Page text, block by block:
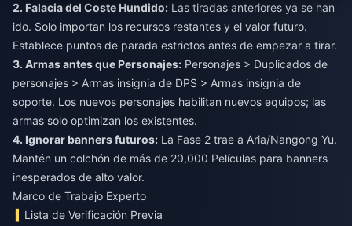
2. Falacia del Coste Hundido: Las tiradas anteriores ya se han
ido. Solo importan los recursos restantes y el valor futuro.
Establece puntos de parada estrictos antes de empezar a tirar.
3. Armas antes que Personajes: Personajes > Duplicados de
personajes > Armas insignia de DPS > Armas insignia de
soporte. Los nuevos personajes habilitan nuevos equipos; las
armas solo optimizan los existentes.
4. Ignorar banners futuros: La Fase 2 trae a Aria/Nangong Yu.
Mantén un colchón de más de 20,000 Películas para banners
inesperados de alto valor.
Marco de Trabajo Experto
Lista de Verificación Previa